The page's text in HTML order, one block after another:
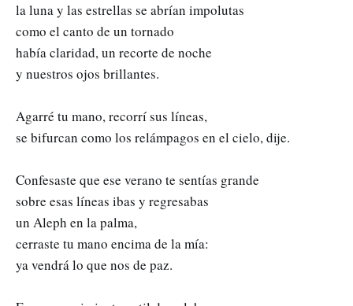
la luna y las estrellas se abrían impolutas
como el canto de un tornado
había claridad, un recorte de noche
y nuestros ojos brillantes.
Agarré tu mano, recorrí sus líneas,
se bifurcan como los relámpagos en el cielo, dije.
Confesaste que ese verano te sentías grande
sobre esas líneas ibas y regresabas
un Aleph en la palma,
cerraste tu mano encima de la mía:
ya vendrá lo que nos de paz.